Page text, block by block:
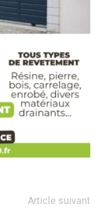
Article suivant